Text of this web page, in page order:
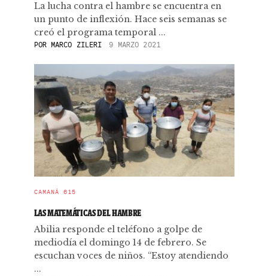
La lucha contra el hambre se encuentra en
un punto de inflexión. Hace seis semanas se
creó el programa temporal ...
PORMARCO ZILERI 9 MARZO 2021
CAMANÁ 615
LAS MATEMÁTICAS DEL HAMBRE
Abilia responde el teléfono a golpe de
mediodía el domingo 14 de febrero. Se
escuchan voces de niños. “Estoy atendiendo
...